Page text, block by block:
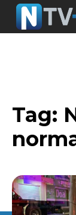
Tag: